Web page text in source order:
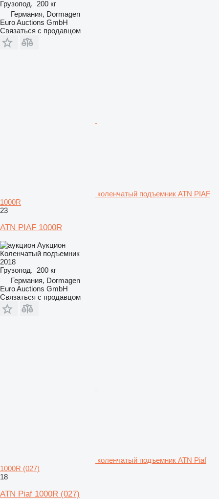
Грузопод. 200 кг
Германия, Dormagen
Euro Auctions GmbH
Связаться с продавцом
коленчатый подъемник ATN PIAF
1000R
23
ATN PIAF 1000R
Аукцион
Коленчатый подъемник
2018
Грузопод. 200 кг
Германия, Dormagen
Euro Auctions GmbH
Связаться с продавцом
коленчатый подъемник ATN Piaf
1000R (027)
18
ATN Piaf 1000R (027)